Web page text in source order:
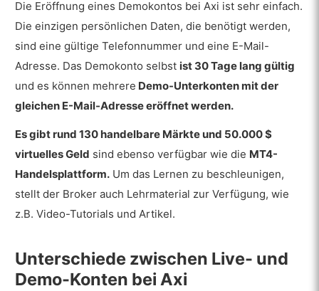
Die Eröffnung eines Demokontos bei Axi ist sehr einfach.
Die einzigen persönlichen Daten, die benötigt werden,
sind eine gültige Telefonnummer und eine E-Mail-
Adresse. Das Demokonto selbst ist 30 Tage lang gültig
und es können mehrere Demo-Unterkonten mit der
gleichen E-Mail-Adresse eröffnet werden.
Es gibt rund 130 handelbare Märkte und 50.000 $
virtuelles Geld sind ebenso verfügbar wie die MT4-
Handelsplattform. Um das Lernen zu beschleunigen,
stellt der Broker auch Lehrmaterial zur Verfügung, wie
z.B. Video-Tutorials und Artikel.
Unterschiede zwischen Live- und
Demo-Konten bei Axi